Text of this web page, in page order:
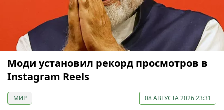
Моди установил рекорд просмотров в
Instagram Reels
МИР 08 АВГУСТА 2026 23:31